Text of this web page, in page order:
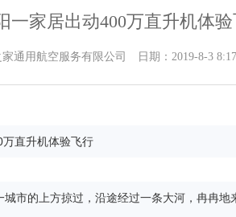
一家居出动400万直升机体
通用航空服务有限公司 日期：2019-8-3
市的上方掠过，沿途经过一条大河，冉冉